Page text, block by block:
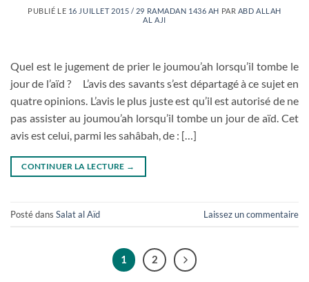
PUBLIÉ LE 16 JUILLET 2015 / 29 RAMADAN 1436 AH PAR ABD ALLAH
AL AJI
Quel est le jugement de prier le joumou’ah lorsqu’il tombe le
jour de l’aïd ? L’avis des savants s’est départagé à ce sujet en
quatre opinions. L’avis le plus juste est qu’il est autorisé de ne
pas assister au joumou’ah lorsqu’il tombe un jour de aïd. Cet
avis est celui, parmi les sahâbah, de : […]
CONTINUER LA LECTURE →
Posté dans Salat al Aïd Laissez un commentaire
1 2